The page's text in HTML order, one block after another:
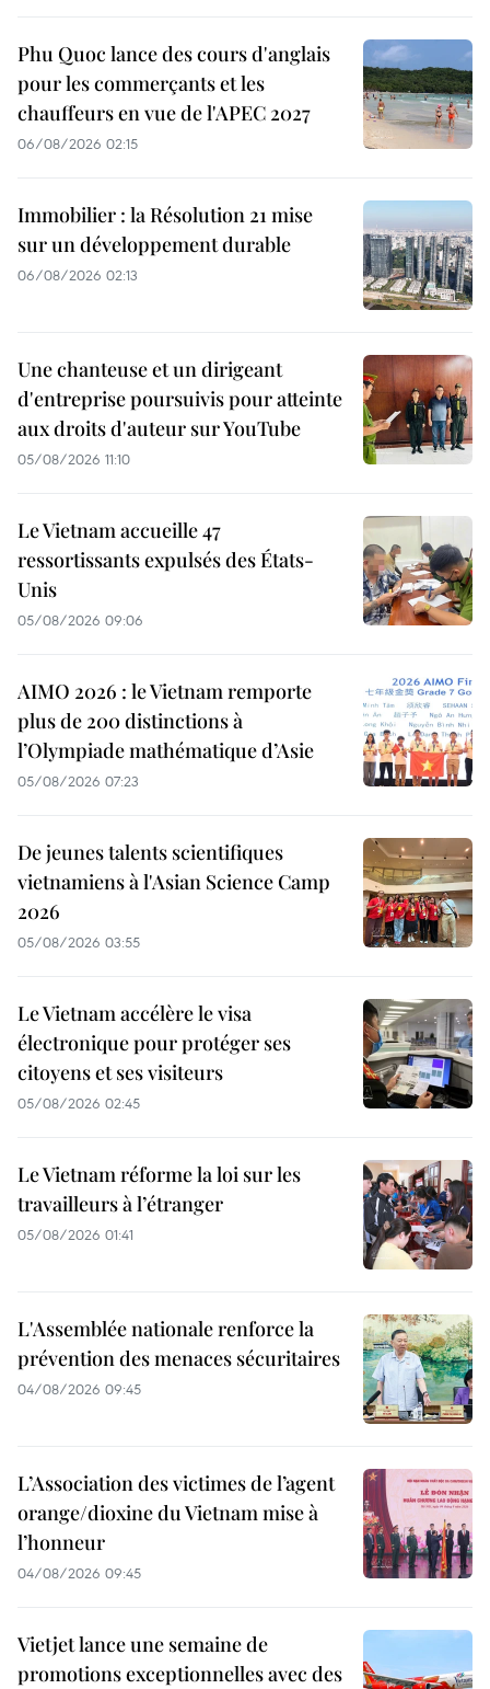
Phu Quoc lance des cours d'anglais
pour les commerçants et les
chauffeurs en vue de l'APEC 2027
06/08/2026 02:15
Immobilier : la Résolution 21 mise
sur un développement durable
06/08/2026 02:13
Une chanteuse et un dirigeant
d'entreprise poursuivis pour atteinte
aux droits d'auteur sur YouTube
05/08/2026 11:10
Le Vietnam accueille 47
ressortissants expulsés des États-
Unis
05/08/2026 09:06
AIMO 2026 : le Vietnam remporte
plus de 200 distinctions à
l’Olympiade mathématique d’Asie
05/08/2026 07:23
De jeunes talents scientifiques
vietnamiens à l'Asian Science Camp
2026
05/08/2026 03:55
Le Vietnam accélère le visa
électronique pour protéger ses
citoyens et ses visiteurs
05/08/2026 02:45
Le Vietnam réforme la loi sur les
travailleurs à l’étranger
05/08/2026 01:41
L'Assemblée nationale renforce la
prévention des menaces sécuritaires
04/08/2026 09:45
L’Association des victimes de l’agent
orange/dioxine du Vietnam mise à
l’honneur
04/08/2026 09:45
Vietjet lance une semaine de
promotions exceptionnelles avec des